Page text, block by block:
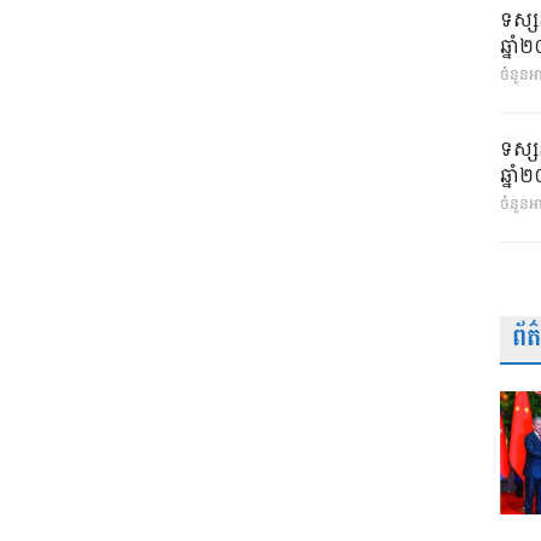
ទស្ស
ឆ្នាំ
ចំនួនអ
ទស្ស
ឆ្នាំ
ចំនួនអ
ព័